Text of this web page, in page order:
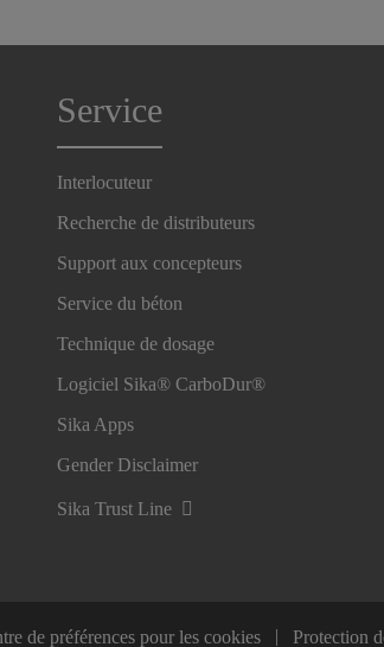
Service
Interlocuteur
Recherche de distributeurs
Support aux concepteurs
Service du béton
Technique de dosage
Logiciel Sika® CarboDur®
Sika Apps
Gender Disclaimer
Sika Trust Line
de préférences pour les cookies Protection